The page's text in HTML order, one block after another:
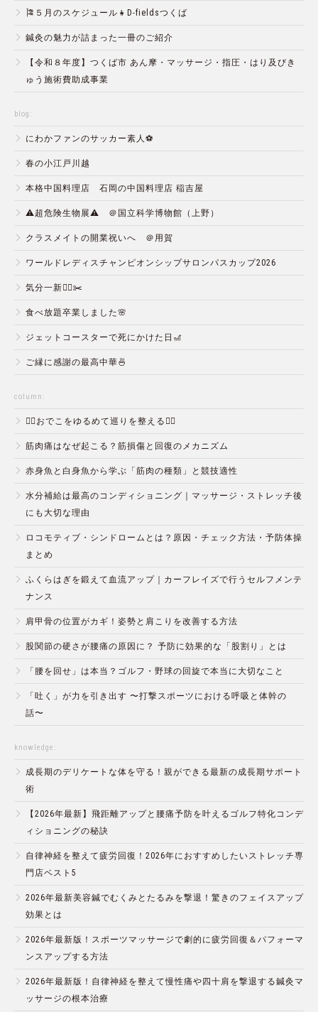
🎏５月のスケジュール👧D-fieldsつくば
鍼灸の魅力が詰まった一冊のご紹介
【令和８年度】つくば市 あん摩・マッサージ・指圧・はり及びき
ゅう施術費助成事業
blog:
にわかファンのサッカー素人⚽️
春の小江戸川越
本格中国料理店 石岡の中国料理店 稲吉屋
⚠️超危険生物展⚠️ ＠国立科学博物館（上野）
クラスメイトの開業祝いへ ＠用賀
ワールドレディスチャンピオンシップサロンパスカップ2026
気分一新💇‍♂️✂️
食べ放題卒業しました🌸
ジェットコースターで死にかけた日🎢
ご縁に感謝の最高中華🍜
column:
💆‍♀️おでこをゆるめて巡りを整える💆‍♂️
筋肉痛はなぜ起こる？筋損傷と回復のメカニズム
赤身魚と白身魚から学ぶ「筋肉の種類」と競技適性
水分補給は最高のコンディショニング｜マッサージ・ストレッチ後
にも大切な理由
ロコモティブ・シンドロームとは？原因・チェック方法・予防体操
まとめ
ふくらはぎを鍛えて血流アップ｜カーフレイズで行うセルフメンテ
ナンス
肩甲骨の位置がカギ！姿勢と肩こりを改善する方法
股関節の硬さが腰痛の原因に？ 予防に効果的な「股割り」とは
「腰を回せ」は本当？ゴルフ・野球の回旋で本当に大切なこと
「吐く」が力を引き出す 〜打撃スポーツにおける呼吸と体幹の
話〜
knowledge:
成長期のデリケートな体を守る！親ができる最新の成長期サポート
術
【2026年最新】飛距離アップと腰痛予防を叶えるゴルフ特化コンデ
ィショニングの秘訣
自律神経を整えて疲労回復！2026年におすすめしたいストレッチ専
門店ベスト5
2026年最新美容鍼でむくみとたるみを撃退！驚きのフェイスアップ
効果とは
2026年最新版！スポーツマッサージで劇的に疲労回復＆パフォーマ
ンスアップする方法
2026年最新版！自律神経を整えて慢性痛や四十肩を撃退する鍼灸マ
ッサージの根本治療